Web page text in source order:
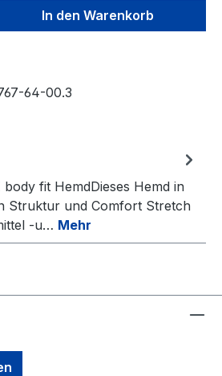
Gib den
In den Warenkorb
64-00.3
body fit HemdDieses Hemd in
Struktur und Comfort Stretch
-u… Mehr